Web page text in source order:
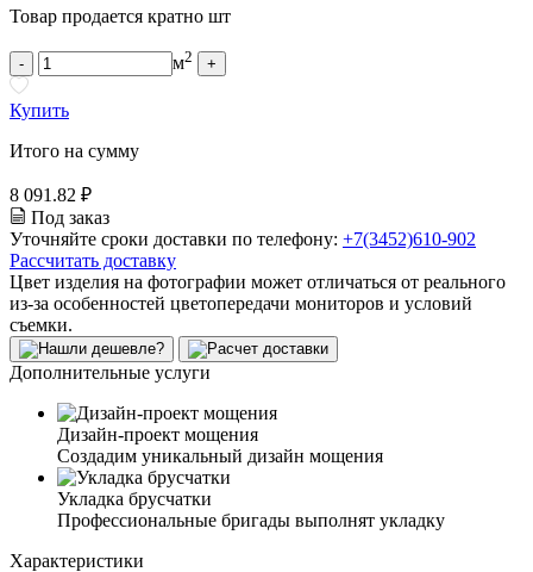
Товар продается кратно шт
- м2 +
Купить
Итого на сумму
8 091.82 ₽
Под заказ
Уточняйте сроки доставки по телефону: +7(3452)610-902
Рассчитать доставку
Цвет изделия на фотографии может отличаться от реального
из-за особенностей цветопередачи мониторов и условий
съемки.
Дополнительные услуги
Дизайн-проект мощения
Создадим уникальный дизайн мощения
Укладка брусчатки
Профессиональные бригады выполнят укладку
Характеристики